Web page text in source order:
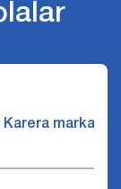
Karera markazi